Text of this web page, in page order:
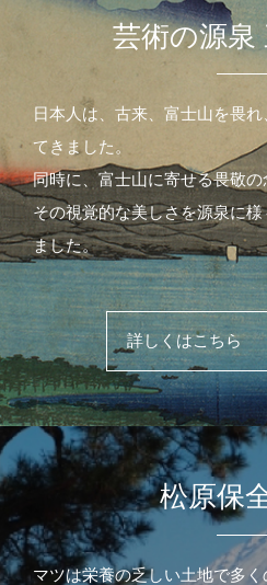
芸術の源泉
日本人は、古来、富士山を畏
てきました。
同時に、富士山に寄せる畏敬の
その視覚的な美しさを源泉に
ました。
詳しくはこちら
松原保
マツは栄養の乏しい土地で多